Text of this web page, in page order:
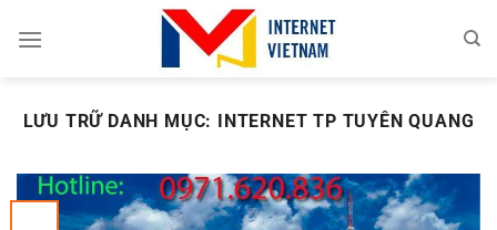
đến
LƯU TRỮ DANH MỤC: INTERNET TP TUYÊN QUANG